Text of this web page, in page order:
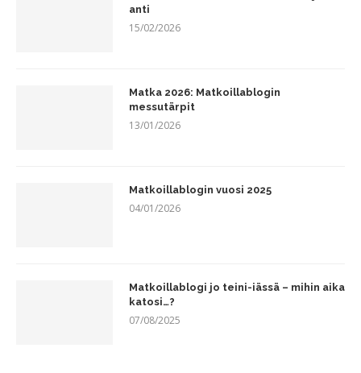
anti
15/02/2026
Matka 2026: Matkoillablogin
messutärpit
13/01/2026
Matkoillablogin vuosi 2025
04/01/2026
Matkoillablogi jo teini-iässä – mihin aika
katosi…?
07/08/2025